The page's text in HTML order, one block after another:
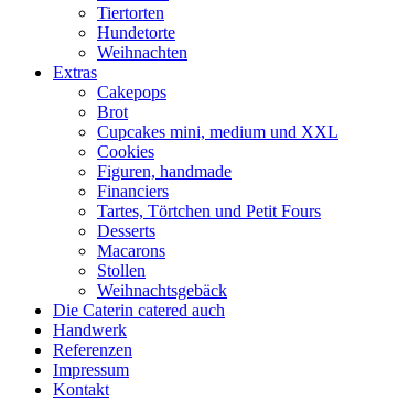
Tiertorten
Hundetorte
Weihnachten
Extras
Cakepops
Brot
Cupcakes mini, medium und XXL
Cookies
Figuren, handmade
Financiers
Tartes, Törtchen und Petit Fours
Desserts
Macarons
Stollen
Weihnachtsgebäck
Die Caterin catered auch
Handwerk
Referenzen
Impressum
Kontakt